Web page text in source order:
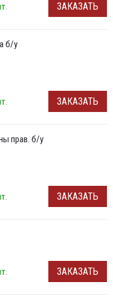
ЗАКАЗАТЬ
б/у
ЗАКАЗАТЬ
прав. б/у
ЗАКАЗАТЬ
ЗАКАЗАТЬ